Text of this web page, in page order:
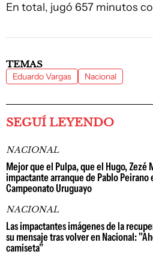
En total, jugó 657 minutos
TEMAS
Eduardo Vargas Nacional
SEGUÍ LEYENDO
NACIONAL
Mejor que el Pulpa, que el Hugo, Zezé
impactante arranque de Pablo Peirano
Campeonato Uruguayo
NACIONAL
Las impactantes imágenes de la
su mensaje tras volver en Nacional:
camiseta"